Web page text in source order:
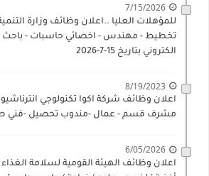
7/15/2026
للمؤهلات العليا ..اعلان وظائف وزارة
تخطيط - مهندس - اخصائي حاسبات - باحث
الكتروني بتاريخ 15-7-2026
8/19/2023
اعلان وظائف شركة اكوا تكنولوجي
مشرف قسم - عمال -مندوب تحصيل -فني صيانة "
6/05/2026
اعلان وظائف الهيئة القومية لسلامة